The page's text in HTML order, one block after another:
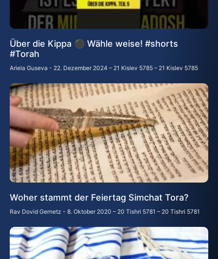
Über die Kippa ⚫ Wähle weise! #shorts
#Torah
Ariela Guseva 22. Dezember 2024 – 21 Kislev 5785 – 21 Kislev 5785
Woher stammt der Feiertag Simchat Tora?
Rav Dovid Gernetz 8. Oktober 2020 – 20 Tishri 5781 – 20 Tishri 5781